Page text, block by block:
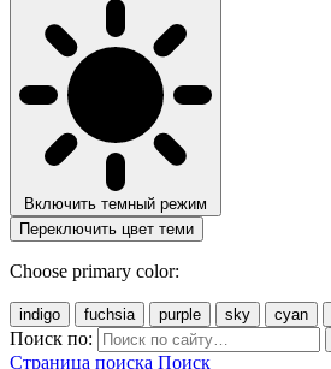
Включить темный режим
Переключить цвет теми
Choose primary color:
indigo fuchsia purple sky cyan
Поиск по:
Страница поиска Поиск